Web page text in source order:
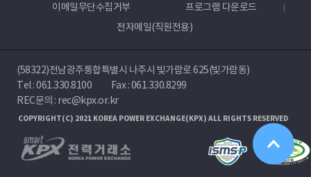
이메일무단수집거부
프로그램 다운로드
전자메일(직원전용)
(58322)전남광주통합특별시 나주시 빛가람로 625(빛가람동)
Tel :061.330.8100
Fax : 061.330.8299
REC문의 : rec@kpx.or.kr
COPYRIGHT(C) 2021 KOREA POWER EXCHANGE(KPX) ALL RIGHTS RESERVED